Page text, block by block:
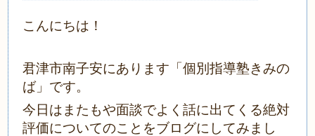
こんにちは！
君津市南子安にあります「個別指導塾きみの
ば」です。
今日はまたもや面談でよく話に出てくる絶対
評価についてのことをブログにしてみまし